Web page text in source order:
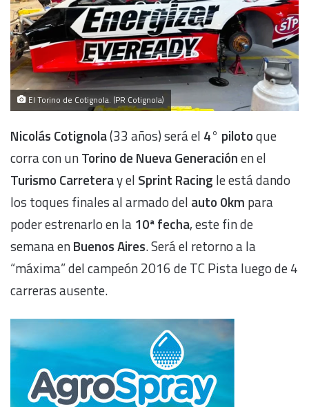
El Torino de Cotignola. (PR Cotignola)
Nicolás Cotignola(33 años) será el 4° pilotoque
corra con unTorino de Nueva Generaciónen el
Turismo Carreteray el Sprint Racing le está dando
los toques finales al armado del auto 0km para
poder estrenarlo en la 10ª fecha, este fin de
semana enBuenos Aires. Será el retorno a la
“máxima” del campeón 2016 de TC Pista luego de 4
carreras ausente.